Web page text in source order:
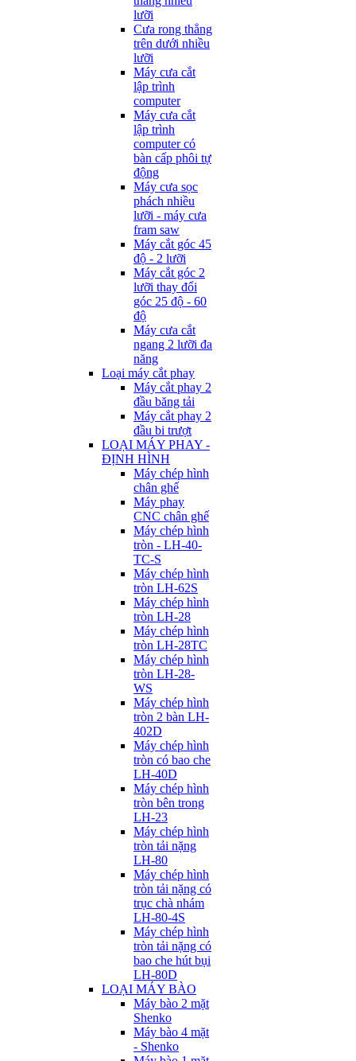
lưỡi
Cưa rong thẳng
trên dưới nhiều
lưỡi
Máy cưa cắt
lập trình
computer
Máy cưa cắt
lập trình
computer có
bàn cấp phôi tự
động
Máy cưa sọc
phách nhiều
lưỡi - máy cưa
fram saw
Máy cắt góc 45
độ - 2 lưỡi
Máy cắt góc 2
lưỡi thay đổi
góc 25 độ - 60
độ
Máy cưa cắt
ngang 2 lưỡi đa
năng
Loại máy cắt phay
Máy cắt phay 2
đầu băng tải
Máy cắt phay 2
đầu bi trượt
LOẠI MÁY PHAY -
ĐỊNH HÌNH
Máy chép hình
chân ghế
Máy phay
CNC chân ghế
Máy chép hình
tròn - LH-40-
TC-S
Máy chép hình
tròn LH-62S
Máy chép hình
tròn LH-28
Máy chép hình
tròn LH-28TC
Máy chép hình
tròn LH-28-
WS
Máy chép hình
tròn 2 bàn LH-
402D
Máy chép hình
tròn có bao che
LH-40D
Máy chép hình
tròn bên trong
LH-23
Máy chép hình
tròn tải nặng
LH-80
Máy chép hình
tròn tải nặng có
trục chà nhám
LH-80-4S
Máy chép hình
tròn tải nặng có
bao che hút bụi
LH-80D
LOẠI MÁY BÀO
Máy bào 2 mặt
Shenko
Máy bào 4 mặt
- Shenko